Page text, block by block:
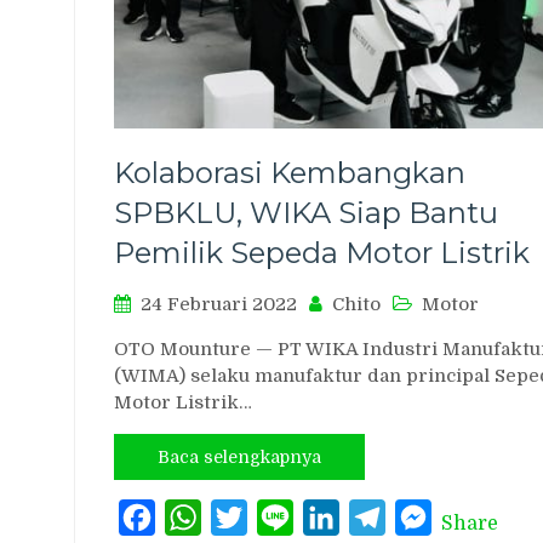
Kolaborasi Kembangkan
SPBKLU, WIKA Siap Bantu
Pemilik Sepeda Motor Listrik
24 Februari 2022 Chito Motor
OTO Mounture — PT WIKA Industri
(WIMA) selaku manufaktur dan principal
Motor Listrik…
Baca selengkapnya
FacebookWhatsAppTwitterLine LinkedInTelegramMessenger
Share